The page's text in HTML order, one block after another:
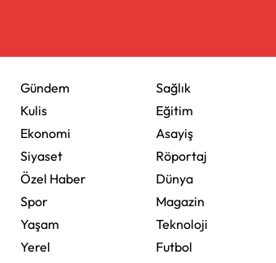
Gündem
Kulis
Ekonomi
Siyaset
Özel Haber
Spor
Yaşam
Yerel
Sağlık
Eğitim
Asayiş
Röportaj
Dünya
Magazin
Teknoloji
Futbol